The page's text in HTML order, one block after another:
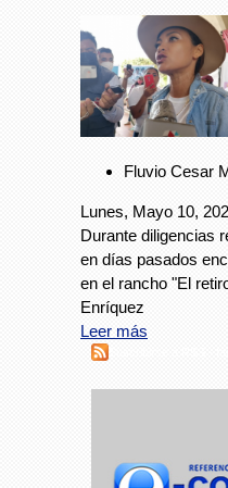
Fluvio Cesar
Lunes, Mayo 10,
Durante diligencias
en días pasados
en el rancho "El
Enríquez
Leer más